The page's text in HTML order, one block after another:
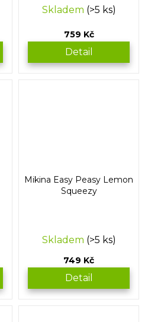
Skladem (>5 ks)
759 Kč
Detail
Mikina Easy Peasy Lemon
Squeezy
hodnocení
Skladem (>5 ks)
749 Kč
Detail